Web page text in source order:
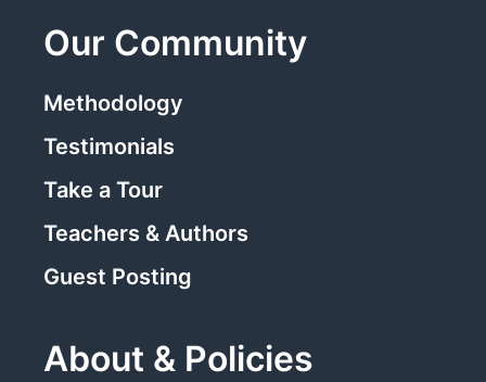
Our Community
Methodology
Testimonials
Take a Tour
Teachers & Authors
Guest Posting
About & Policies